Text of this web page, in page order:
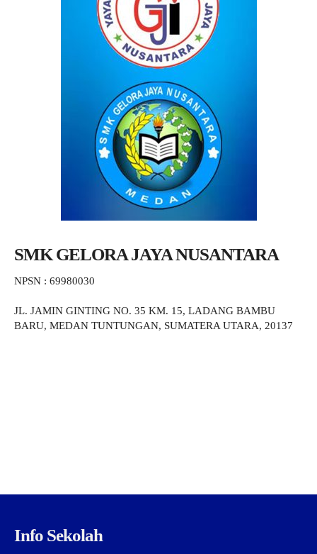
SMK GELORA JAYA NUSANTARA
NPSN : 69980030
JL. JAMIN GINTING NO. 35 KM. 15, LADANG BAMBU
BARU, MEDAN TUNTUNGAN, SUMATERA UTARA, 20137
Info Sekolah